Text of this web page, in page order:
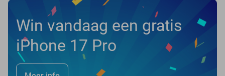
Win vandaag een gratis
iPhone 17 Pro